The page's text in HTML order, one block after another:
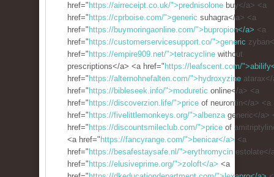
href=" https://airreceipt.co.uk/">prednisolone buy</a> <a
href=" https://cprboise.com/">generic suhagra</a> <a
href=" https://buymoringaonline.com/">bupropion</a> <a
href=" https://customerservicesupport.co/">generic
href=" https://empire909.net/">tetracycline without
prescriptions</a> <a href=" https://leafscent.com/
href=" https://alternohnefalten.com/">hydroxyzine
href=" https://bibleseek.info/">moduretic online</a> <a
href=" https://discoverzion.life/">price of neurontin</a> <a
href=" https://fivelittlemonkeys.org/">albenzageneric</a>
href=" https://discountsmileclub.com/">price of
<a href=" https://fancyrange.com/">benicar</a> <a
href=" https://besafestaysafe.nl/">erythromycin estolate</
href=" https://elusiveprime.org/">zoloft</a> <a